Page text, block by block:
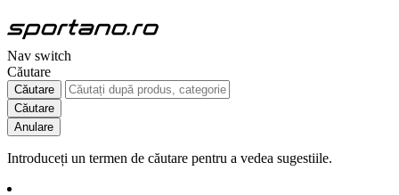
Nav switch
Căutare
Căutare
Căutare
Anulare
Introduceți un termen de căutare pentru a vedea sugestiile.